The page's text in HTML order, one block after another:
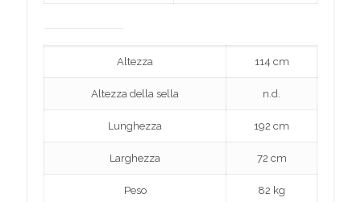
Altezza 114 cm
Altezza della sella n.d.
Lunghezza 192 cm
Larghezza 72 cm
Peso 82 kg